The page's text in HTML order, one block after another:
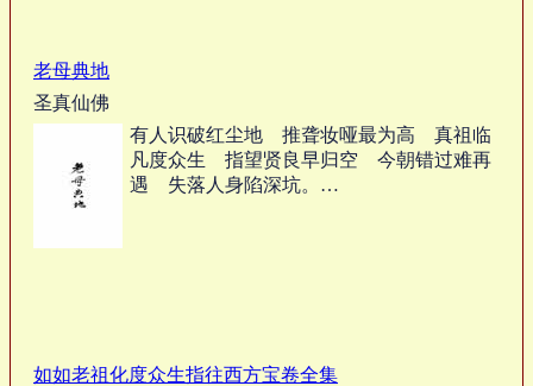
老母典地
圣真仙佛
有人识破红尘地 推聋妆哑最为高 真祖临
凡度众生 指望贤良早归空 今朝错过难再
遇 失落人身陷深坑。…
如如老祖化度众生指往西方宝卷全集